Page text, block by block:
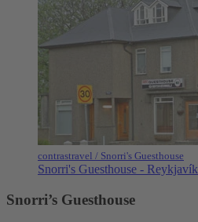
contrastravel / Snorri's Guesthouse
Snorri's Guesthouse - Reykjavík
Snorri’s Guesthouse